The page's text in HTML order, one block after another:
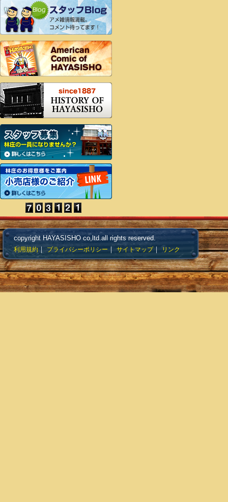
copyright HAYASISHO co,ltd.all rights reserved.
利用規約 ｜ プライバシーポリシー ｜ サイトマップ｜ リンク